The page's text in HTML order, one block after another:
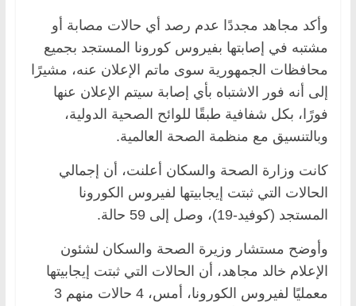
وأكد مجاهد مجددًا عدم رصد أي حالات مصابة أو
مشتبه في إصابتها بفيروس كورونا المستجد بجميع
محافظات الجمهورية سوى ماتم الإعلان عنه، مشيرًا
إلى أنه فور الاشتباه بأي إصابة سيتم الإعلان عنها
فورًا، بكل شفافية طبقًا للوائح الصحية الدولية،
وبالتنسيق مع منظمة الصحة العالمية.
كانت وزارة الصحة والسكان أعلنت، أن إجمالي
الحالات التي ثبتت إيجابيتها لفيروس الكورونا
المستجد (كوفيد-19)، وصل إلى 59 حالة.
وأوضح مستشار وزيرة الصحة والسكان لشئون
الإعلام خالد مجاهد، أن الحالات التي ثبتت إيجابيتها
معمليًا لفيروس الكورونا، أمس، 4 حالات منهم 3